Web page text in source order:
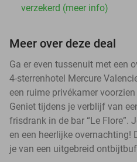
verzekerd (meer info)
Meer over deze deal
Ga er even tussenuit met een
4-sterrenhotel Mercure
een ruime privékamer
Geniet tijdens je verblijf van
frisdrank in de bar “Le Flore”.
en een heerlijke overnachting!
je van een uitgebreid